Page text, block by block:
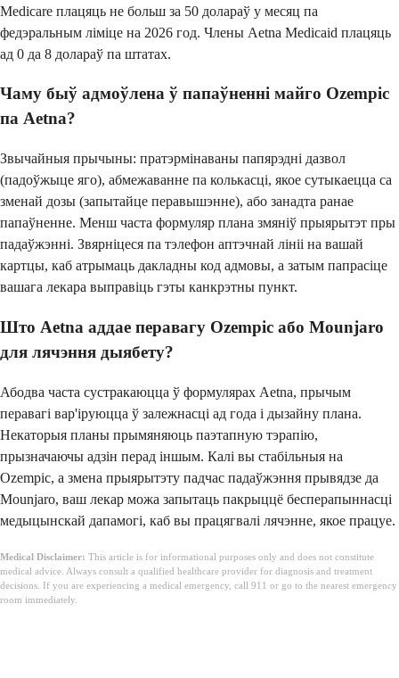
Medicare плацяць не больш за 50 долараў у месяц па
федэральным ліміце на 2026 год. Члены Aetna Medicaid плацяць
ад 0 да 8 долараў па штатах.
Чаму быў адмоўлена ў папаўненні майго Ozempic
па Aetna?
Звычайныя прычыны: пратэрмінаваны папярэдні дазвол
(падоўжыце яго), абмежаванне па колькасці, якое сутыкаецца са
зменай дозы (запытайце перавышэнне), або занадта ранае
папаўненне. Менш часта формуляр плана змяніў прыярытэт пры
падаўжэнні. Звярніцеся па тэлефон аптэчнай лініі на вашай
картцы, каб атрымаць дакладны код адмовы, а затым папрасіце
вашага лекара выправіць гэты канкрэтны пункт.
Што Aetna аддае перавагу Ozempic або Mounjaro
для лячэння дыябету?
Абодва часта сустракаюцца ў формулярах Aetna, прычым
перавагі вар'іруюцца ў залежнасці ад года і дызайну плана.
Некаторыя планы прымяняюць паэтапную тэрапію,
прызначаючы адзін перад іншым. Калі вы стабільныя на
Ozempic, а змена прыярытэту падчас падаўжэння прывядзе да
Mounjaro, ваш лекар можа запытаць пакрыццё бесперапыннасці
медыцынскай дапамогі, каб вы працягвалі лячэнне, якое працуе.
Medical Disclaimer: This article is for informational purposes only and does not constitute
medical advice. Always consult a qualified healthcare provider for diagnosis and treatment
decisions. If you are experiencing a medical emergency, call 911 or go to the nearest emergency
room immediately.